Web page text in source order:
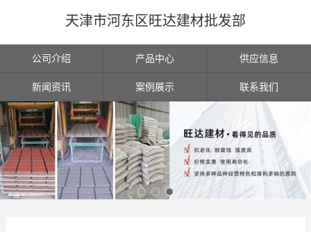
天津市河东区旺达建材批发部
公司介绍 产品中心 供应信息
新闻资讯 案例展示 联系我们